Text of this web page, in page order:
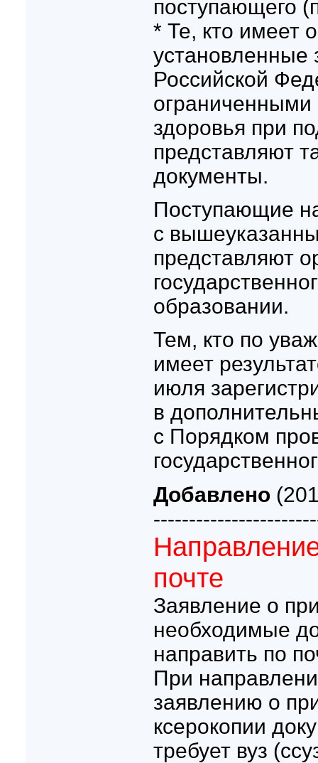
поступающего
* Те, кто имеет
установленные
Российской
здоровья при
представляют
документы.
Поступающие
с
представляют
образовании.
Тем, кто по
имеет
июля
в
с Порядком
Добавлено
почте
Заявление о
необходимые
направить по
При
заявлению о
ксерокопии
требует вуз